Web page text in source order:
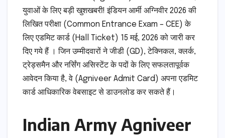
युवाओं के लिए बड़ी खुशखबरी! इंडियन आर्मी अग्निवीर 2026 की
लिखित परीक्षा (Common Entrance Exam – CEE) के
लिए एडमिट कार्ड (Hall Ticket) 15 मई, 2026 को जारी कर
दिए गये हैं । जिन उम्मीदवारों ने जीडी (GD), टेक्निकल, क्लर्क,
ट्रेड्समैन और नर्सिंग असिस्टेंट के पदों के लिए सफलतापूर्वक
आवेदन किया है, वे (Agniveer Admit Card) अपना एडमिट
कार्ड आधिकारिक वेबसाइट से डाउनलोड कर सकते हैं।
Indian Army Agniveer